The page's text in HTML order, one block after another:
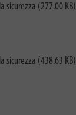
sicurezza (277.00 KB)
sicurezza (438.63 KB)